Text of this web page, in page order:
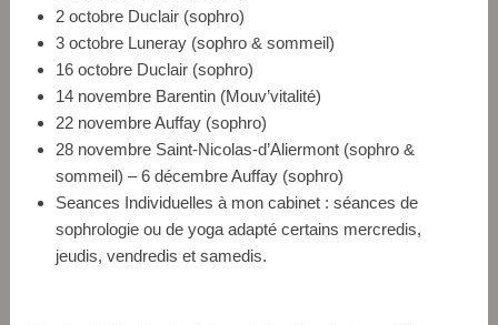
2 octobre Duclair (sophro)
3 octobre Luneray (sophro & sommeil)
16 octobre Duclair (sophro)
14 novembre Barentin (Mouv’vitalité)
22 novembre Auffay (sophro)
28 novembre Saint-Nicolas-d’Aliermont (sophro &
sommeil) – 6 décembre Auffay (sophro)
Seances Individuelles à mon cabinet : séances de
sophrologie ou de yoga adapté certains mercredis,
jeudis, vendredis et samedis.